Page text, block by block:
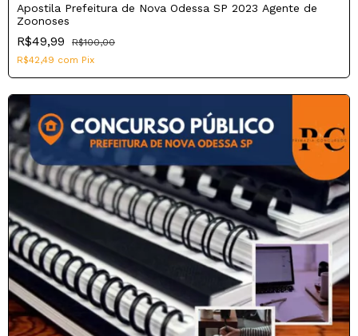
Apostila Prefeitura de Nova Odessa SP 2023 Agente de
Zoonoses
R$49,99
R$100,00
R$42,49 com Pix